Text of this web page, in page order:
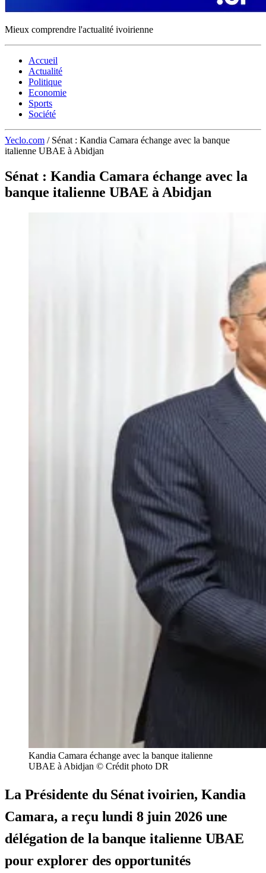
Mieux comprendre l'actualité ivoirienne
Accueil
Actualité
Politique
Economie
Sports
Société
Yeclo.com / Sénat : Kandia Camara échange avec la banque
italienne UBAE à Abidjan
Sénat : Kandia Camara échange avec la
banque italienne UBAE à Abidjan
Kandia Camara échange avec la banque italienne
UBAE à Abidjan © Crédit photo DR
La Présidente du Sénat ivoirien, Kandia
Camara, a reçu lundi 8 juin 2026 une
délégation de la banque italienne UBAE
pour explorer des opportunités